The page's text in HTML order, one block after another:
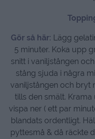
Gör så här: Lägg
5 minuter. Koka upp
snitt i vaniljstången
stång sjuda i några
vaniljstången och bryt
tills den smält.
vispa ner ( ett par
blandats ordentligt.
pyttesmå & då räckte